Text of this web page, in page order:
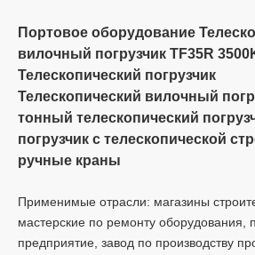
Портовое оборудование
вилочный погрузчик TF35R
Телескопический погрузчик
Телескопический вилочный
тонный телескопический
погрузчик с телескопической
ручные краны
Применимые отрасли: магазины
мастерские по ремонту оборудования,
предприятие, завод по производству